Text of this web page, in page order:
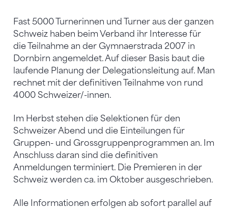
Fast 5000 Turnerinnen und Turner aus der ganzen
Schweiz haben beim Verband ihr Interesse für
die Teilnahme an der Gymnaerstrada 2007 in
Dornbirn angemeldet. Auf dieser Basis baut die
laufende Planung der Delegationsleitung auf. Man
rechnet mit der definitiven Teilnahme von rund
4000 Schweizer/-innen.
Im Herbst stehen die Selektionen für den
Schweizer Abend und die Einteilungen für
Gruppen- und Grossgruppenprogrammen an. Im
Anschluss daran sind die definitiven
Anmeldungen terminiert. Die Premieren in der
Schweiz werden ca. im Oktober ausgeschrieben.
Alle Informationen erfolgen ab sofort parallel auf